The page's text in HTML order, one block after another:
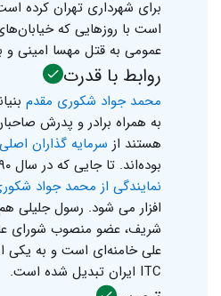
برای شهرداری تهران کرده
است با روزهایی که
عمومی به قتل مهسا امینی و
روابط با قدرت
محمد جواد شکوری مقدم
به همراه برادر و پدرش
هستند از سرمایه گذاران اصلی
بوده‌اند. تا جایی که در سال ۱۳۹۰،
نمایندگی از محمد جواد
افزار می شود. رسول جلیلی
شریف، عضو منصوب شورای
علی خامنه‌ای است و به یکی
ITC ایران تبدیل شده است.